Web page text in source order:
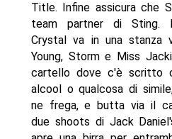
Title. Infine assicura che
team partner di Sting.
Crystal va in una stanza
Young, Storm e Miss
cartello dove c'è scritto
alcool o qualcosa di
ne frega, e butta via il
due shoots di Jack